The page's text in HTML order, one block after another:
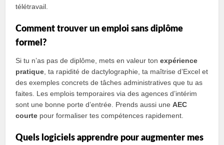
télétravail.
Comment trouver un emploi sans diplôme
formel?
Si tu n’as pas de diplôme, mets en valeur tonexpérience
pratique , ta rapidité de dactylographie, ta maîtrise d’Excel et
des exemples concrets de tâches administratives que tu as
faites. Les emplois temporaires via des agences d’intérim
sont une bonne porte d’entrée. Prends aussi uneAEC
courte pour formaliser tes compétences rapidement.
Quels logiciels apprendre pour augmenter mes